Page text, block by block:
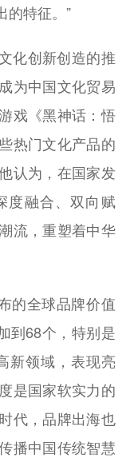
的特征。”
化创新创造的推
为中国文化贸易
戏《黑神话：悟
热门文化产品的
认为，在国家发
度融合、双向赋
流，重塑着中华
的全球品牌价值
到68个，特别是
新领域，表现亮
是国家软实力的
代，品牌出海也
播中国传统智慧